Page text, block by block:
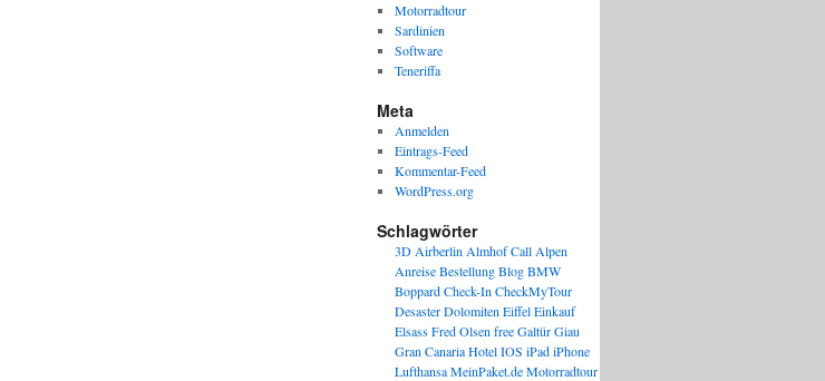
Motorradtour
Sardinien
Software
Teneriffa
Meta
Anmelden
Eintrags-Feed
Kommentar-Feed
WordPress.org
Schlagwörter
3D Airberlin Almhof Call Alpen
Anreise Bestellung Blog BMW
Boppard Check-In CheckMyTour
Desaster Dolomiten Eiffel Einkauf
Elsass Fred Olsen free Galtür Giau
Gran Canaria Hotel IOS iPad iPhone
Lufthansa MeinPaket.de Motorradtour